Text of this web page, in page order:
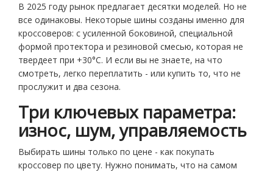
В 2025 году рынок предлагает десятки моделей. Но не
все одинаковы. Некоторые шины созданы именно для
кроссоверов: с усиленной боковиной, специальной
формой протектора и резиновой смесью, которая не
твердеет при +30°C. И если вы не знаете, на что
смотреть, легко переплатить - или купить то, что не
прослужит и два сезона.
Три ключевых параметра:
износ, шум, управляемость
Выбирать шины только по цене - как покупать
кроссовер по цвету. Нужно понимать, что на самом